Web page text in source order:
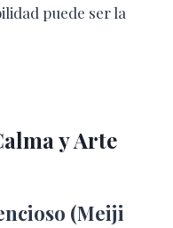
puede ser la
y Arte
(Meiji